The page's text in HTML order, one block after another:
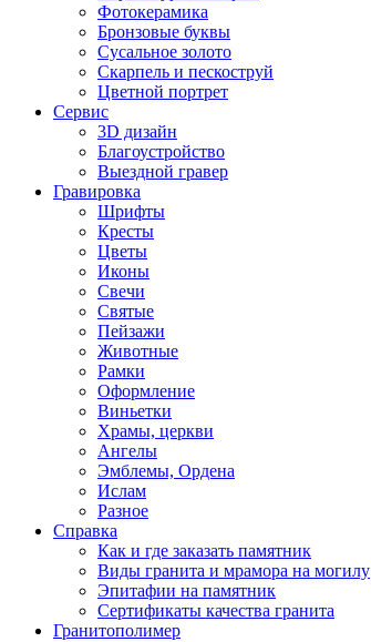
Фотокерамика
Бронзовые буквы
Сусальное золото
Скарпель и пескоструй
Цветной портрет
Сервис
3D дизайн
Благоустройство
Выездной гравер
Гравировка
Шрифты
Кресты
Цветы
Иконы
Свечи
Святые
Пейзажи
Животные
Рамки
Оформление
Виньетки
Храмы, церкви
Ангелы
Эмблемы, Ордена
Ислам
Разное
Справка
Как и где заказать памятник
Виды гранита и мрамора на могилу
Эпитафии на памятник
Сертификаты качества гранита
Гранитополимер